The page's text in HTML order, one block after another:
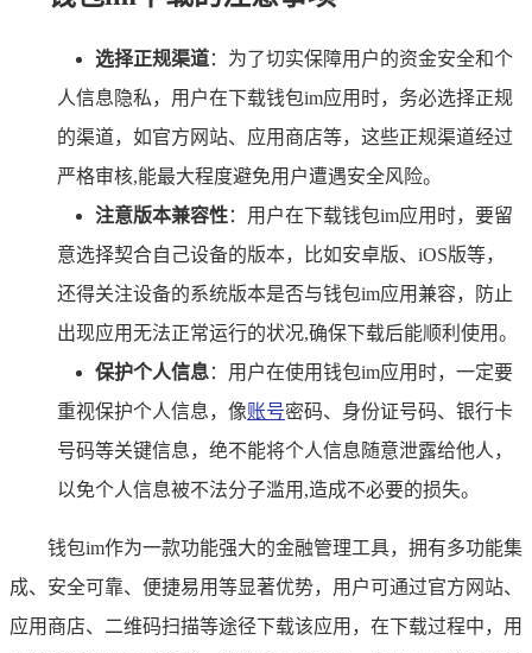
选择正规渠道：为了切实保障用户的资金安全和个
人信息隐私，用户在下载钱包im应用时，务必选择正规
的渠道，如官方网站、应用商店等，这些正规渠道经过
严格审核,能最大程度避免用户遭遇安全风险。
注意版本兼容性：用户在下载钱包im应用时，要留
意选择契合自己设备的版本，比如安卓版、iOS版等，
还得关注设备的系统版本是否与钱包im应用兼容，防止
出现应用无法正常运行的状况,确保下载后能顺利使用。
保护个人信息：用户在使用钱包im应用时，一定要
重视保护个人信息，像账号密码、身份证号码、银行卡
号码等关键信息，绝不能将个人信息随意泄露给他人，
以免个人信息被不法分子滥用,造成不必要的损失。
钱包im作为一款功能强大的金融管理工具，拥有多功能集
成、安全可靠、便捷易用等显著优势，用户可通过官方网站、
应用商店、二维码扫描等途径下载该应用，在下载过程中，用